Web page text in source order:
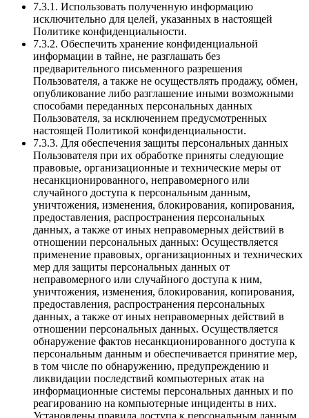
7.3.1. Использовать полученную информацию
исключительно для целей, указанных в настоящей
Политике конфиденциальности.
7.3.2. Обеспечить хранение конфиденциальной
информации в тайне, не разглашать без
предварительного письменного разрешения
Пользователя, а также не осуществлять продажу, обмен,
опубликование либо разглашение иными возможными
способами переданных персональных данных
Пользователя, за исключением предусмотренных
настоящей Политикой конфиденциальности.
7.3.3. Для обеспечения защиты персональных данных
Пользователя при их обработке приняты следующие
правовые, организационные и технические меры от
несанкционированного, неправомерного или
случайного доступа к персональным данным,
уничтожения, изменения, блокирования, копирования,
предоставления, распространения персональных
данных, а также от иных неправомерных действий в
отношении персональных данных: Осуществляется
применение правовых, организационных и технических
мер для защиты персональных данных от
неправомерного или случайного доступа к ним,
уничтожения, изменения, блокирования, копирования,
предоставления, распространения персональных
данных, а также от иных неправомерных действий в
отношении персональных данных. Осуществляется
обнаружение фактов несанкционированного доступа к
персональным данным и обеспечивается принятие мер,
в том числе по обнаружению, предупреждению и
ликвидации последствий компьютерных атак на
информационные системы персональных данных и по
реагированию на компьютерные инциденты в них.
Установлены правила доступа к персональным данным,